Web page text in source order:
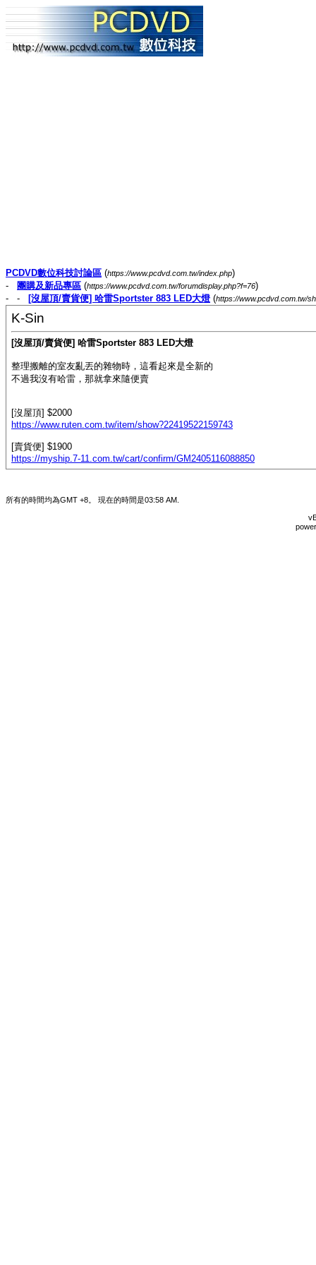
PCDVD數位科技討論區 (https://www.pcdvd.com.tw/index.php)
-
團購及新品專區 (https://www.pcdvd.com.tw/forumdisplay.php?f=76)
- -
[沒屋頂/賣貨便] 哈雷Sportster 883 LED大燈 (https://www.pcdvd.com.tw/
K-Sin
[沒屋頂/賣貨便] 哈雷Sportster 883 LED大燈
整理搬離的室友亂丟的雜物時，這看起來是全新的
不過我沒有哈雷，那就拿來隨便賣
[沒屋頂] $2000
https://www.ruten.com.tw/item/show?22419522159743
[賣貨便] $1900
https://myship.7-11.com.tw/cart/confirm/GM2405116088850
所有的時間均為GMT +8。 現在的時間是03:58 AM